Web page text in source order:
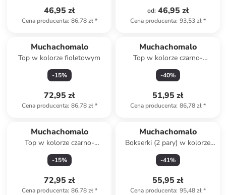
46,95 zł
Cena producenta: 86,78 zł*
od: 46,95 zł
Cena producenta: 93,53 zł*
Muchachomalo
Top w kolorze fioletowym
-15%
72,95 zł
Cena producenta: 86,78 zł*
Muchachomalo
Top w kolorze czarno-
niebieskim
-40%
51,95 zł
Cena producenta: 86,78 zł*
Muchachomalo
Top w kolorze czarno-
granatowym
-15%
72,95 zł
Cena producenta: 86,78 zł*
Muchachomalo
Bokserki (2 pary) w kolorze
ciemnozielono-jasnoróżowym
-41%
55,95 zł
Cena producenta: 95,48 zł*